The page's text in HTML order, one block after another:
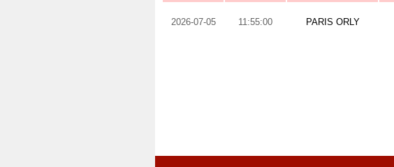
2026-07-05 11:55:00 PARIS ORLY